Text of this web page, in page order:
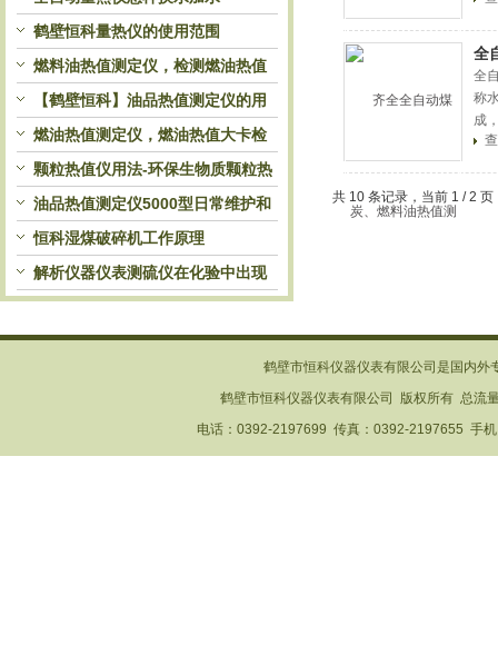
鹤壁恒科量热仪的使用范围
燃料油热值测定仪，检测燃油热值
的机器点火丝校正方法
【鹤壁恒科】油品热值测定仪的用
水要求
燃油热值测定仪，燃油热值大卡检
测仪测试原理
颗粒热值仪用法-环保生物质颗粒热
值测定仪使用注意事项
油品热值测定仪5000型日常维护和
检查
恒科湿煤破碎机工作原理
解析仪器仪表测硫仪在化验中出现
的问题
全
全
称
成
共 10 条记录，当前 1 / 2
鹤壁市恒科仪器仪表有限公司是国内外
鹤壁市恒科仪器仪表有限公司 版权所有 总流
电话：0392-2197699 传真：0392-2197655 手